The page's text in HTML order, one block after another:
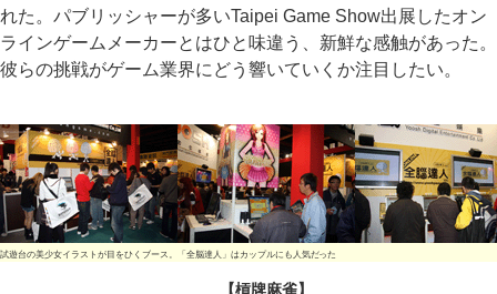
れた。パブリッシャーが多いTaipei Game Show出展したオン
ラインゲームメーカーとはひと味違う、新鮮な感触があった。
彼らの挑戦がゲーム業界にどう響いていくか注目したい。
試遊台の美少女イラストが目をひくブース。「全脳達人」はカップルにも人気だった
【槓牌麻雀】